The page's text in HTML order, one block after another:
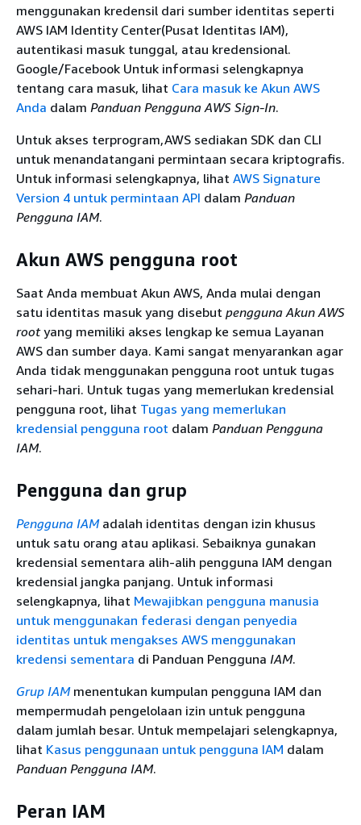
menggunakan kredensil dari sumber identitas seperti
AWS IAM Identity Center(Pusat Identitas IAM),
autentikasi masuk tunggal, atau kredensional.
Google/Facebook Untuk informasi selengkapnya
tentang cara masuk, lihat Cara masuk ke Akun AWS
Anda dalam Panduan Pengguna AWS Sign-In.
Untuk akses terprogram,AWS sediakan SDK dan CLI
untuk menandatangani permintaan secara kriptografis.
Untuk informasi selengkapnya, lihat AWS Signature
Version 4 untuk permintaan API dalam Panduan
Pengguna IAM.
Akun AWS pengguna root
Saat Anda membuat Akun AWS, Anda mulai dengan
satu identitas masuk yang disebut pengguna Akun AWS
rootyang memiliki akses lengkap ke semua Layanan
AWS dan sumber daya. Kami sangat menyarankan agar
Anda tidak menggunakan pengguna root untuk tugas
sehari-hari. Untuk tugas yang memerlukan kredensial
pengguna root, lihat Tugas yang memerlukan
kredensial pengguna root dalam Panduan Pengguna
IAM.
Pengguna dan grup
Pengguna IAMadalah identitas dengan izin khusus
untuk satu orang atau aplikasi. Sebaiknya gunakan
kredensial sementara alih-alih pengguna IAM dengan
kredensial jangka panjang. Untuk informasi
selengkapnya, lihat Mewajibkan pengguna manusia
untuk menggunakan federasi dengan penyedia
identitas untuk mengakses AWS menggunakan
kredensi sementara di Panduan Pengguna IAM.
Grup IAMmenentukan kumpulan pengguna IAM dan
mempermudah pengelolaan izin untuk pengguna
dalam jumlah besar. Untuk mempelajari selengkapnya,
lihat Kasus penggunaan untuk pengguna IAM dalam
Panduan Pengguna IAM.
Peran IAM